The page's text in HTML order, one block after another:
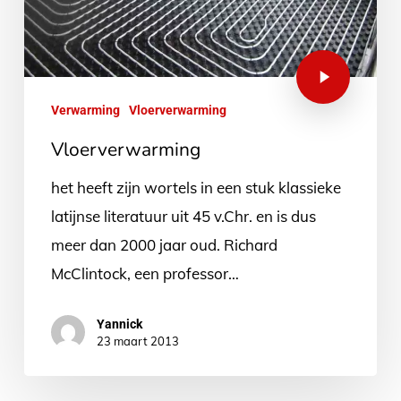
Verwarming Vloerverwarming
Vloerverwarming
het heeft zijn wortels in een stuk klassieke
latijnse literatuur uit 45 v.Chr. en is dus
meer dan 2000 jaar oud. Richard
McClintock, een professor…
Yannick
23 maart 2013